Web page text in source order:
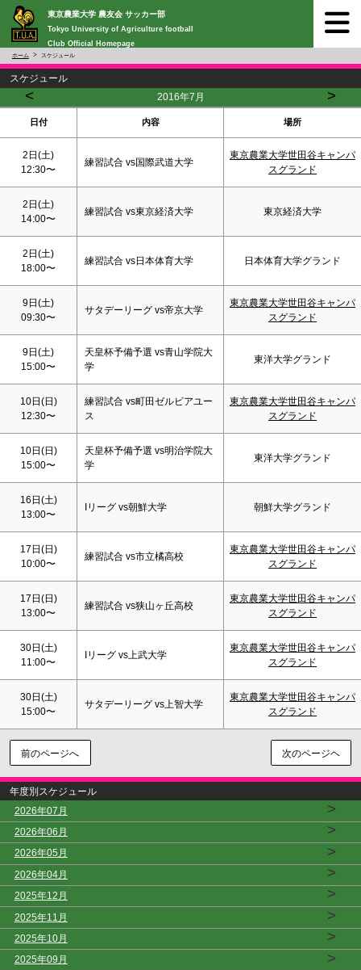
東京農業大学 農友会 サッカー部
Tokyo University of Agriculture football
Club Official Homepage
ホーム スケジュール
スケジュール
< 2016年7月 >
日付 内容 場所
2日(土)
12:30〜
練習試合 vs国際武道大学
東京農業大学世田谷キャンパ
スグランド
2日(土)
14:00〜
練習試合 vs東京経済大学 東京経済大学
2日(土)
18:00〜
練習試合 vs日本体育大学 日本体育大学グランド
9日(土)
09:30〜
サタデーリーグ vs帝京大学
東京農業大学世田谷キャンパ
スグランド
9日(土)
15:00〜
天皇杯予備予選 vs青山学院大
学
東洋大学グランド
10日(日)
12:30〜
練習試合 vs町田ゼルビアユー
ス
東京農業大学世田谷キャンパ
スグランド
10日(日)
15:00〜
天皇杯予備予選 vs明治学院大
学
東洋大学グランド
16日(土)
13:00〜
Iリーグ vs朝鮮大学 朝鮮大学グランド
17日(日)
10:00〜
練習試合 vs市立橘高校
東京農業大学世田谷キャンパ
スグランド
17日(日)
13:00〜
練習試合 vs狭山ヶ丘高校
東京農業大学世田谷キャンパ
スグランド
30日(土)
11:00〜
Iリーグ vs上武大学
東京農業大学世田谷キャンパ
スグランド
30日(土)
15:00〜
サタデーリーグ vs上智大学
東京農業大学世田谷キャンパ
スグランド
前のページへ 次のページヘ
年度別スケジュール
2026年07月
>
2026年06月 >
2026年05月 >
2026年04月 >
2025年12月 >
2025年11月 >
2025年10月 >
2025年09月 >